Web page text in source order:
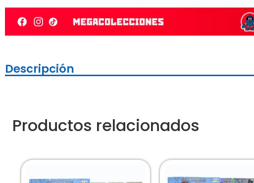
Descripción
Productos relacionados